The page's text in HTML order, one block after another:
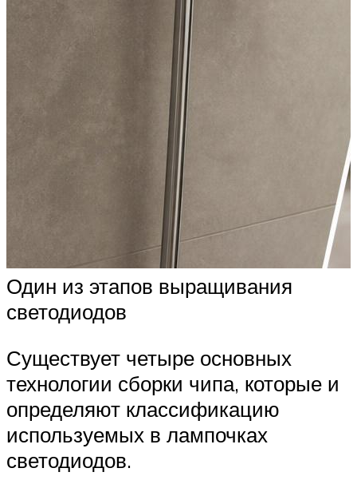
Один из этапов выращивания
светодиодов
Существует четыре основных
технологии сборки чипа, которые и
определяют классификацию
используемых в лампочках
светодиодов.